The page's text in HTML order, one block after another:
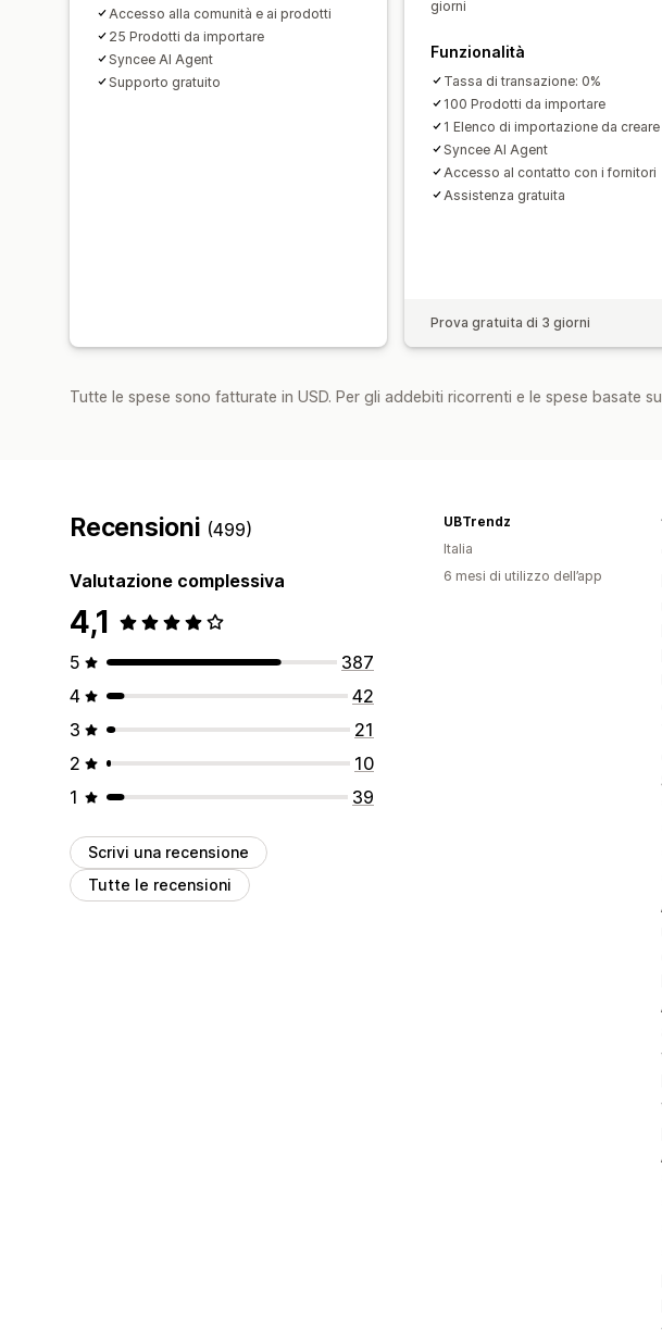
Accesso alla comunità e ai prodotti
25 Prodotti da importare
Syncee AI Agent
Supporto gratuito
giorni
Funzionalità
Tassa di transazione: 0%
100 Prodotti da importare
1 Elenco di importazione da creare
Syncee AI Agent
Accesso al contatto con i fornitori
Assistenza gratuita
Prova gratuita di 3 giorni
Tutte le spese sono fatturate in USD. Per gli addebiti ricorrenti e le spese basate
Recensioni (499)
Valutazione complessiva
4,1
5
387
4
42
3
21
2
10
1
39
Scrivi una recensione
Tutte le recensioni
UBTrendz
Italia
6 mesi di utilizzo dell’app